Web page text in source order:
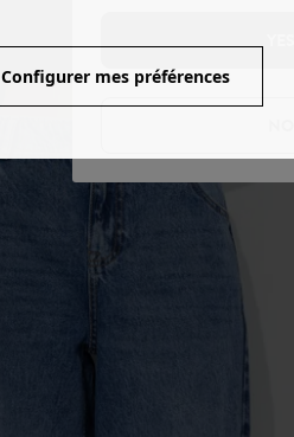
Configurer mes préférences